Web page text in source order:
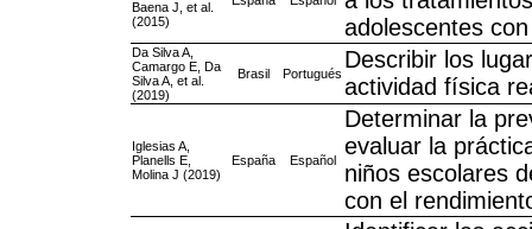
Baena J, et al.
(2015)
adolescentes
Da Silva A,
Camargo E, Da
Silva A, et al.
(2019)
Brasil Portugués
Describir los
actividad física
Iglesias A,
Planells E,
Molina J (2019)
España Español
Determinar la
evaluar la
niños escolares
con el